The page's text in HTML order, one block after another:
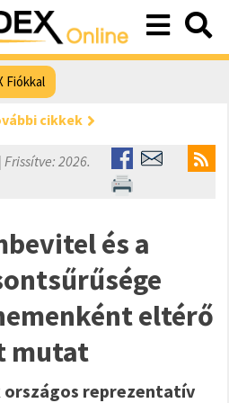
Fiókkal
cikkek
2026.
és a
eltérő
mutat
országos reprezentatív